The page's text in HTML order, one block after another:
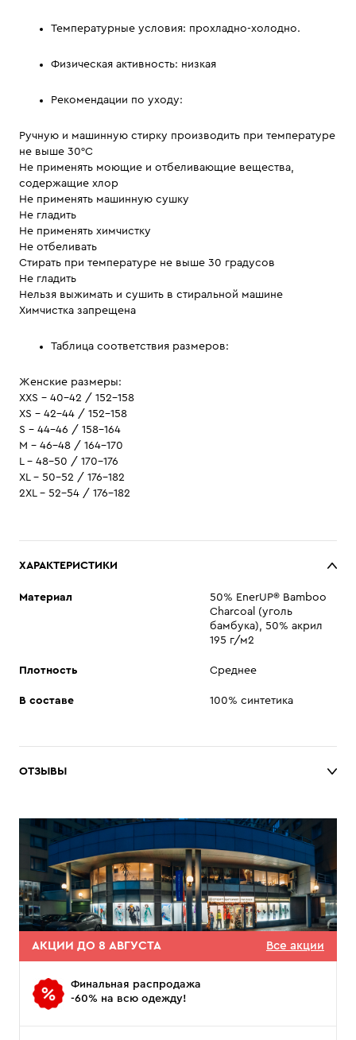
Температурные условия: прохладно-холодно.
Физическая активность: низкая
Рекомендации по уходу:
Ручную и машинную стирку производить при температуре
не выше 30°C
Не применять моющие и отбеливающие вещества,
содержащие хлор
Не применять машинную сушку
Не гладить
Не применять химчистку
Не отбеливать
Стирать при температуре не выше 30 градусов
Не гладить
Нельзя выжимать и сушить в стиральной машине
Химчистка запрещена
Таблица соответствия размеров:
Женские размеры:
XXS - 40-42 / 152-158
XS - 42-44 / 152-158
S - 44-46 / 158-164
M - 46-48 / 164-170
L - 48-50 / 170-176
XL - 50-52 / 176-182
2XL - 52-54 / 176-182
ХАРАКТЕРИСТИКИ
Материал
50% EnerUP® Bamboo
Charcoal (уголь
бамбука), 50% акрил
195 г/м2
Плотность Среднее
В составе 100% синтетика
ОТЗЫВЫ
АКЦИИ ДО 8 АВГУСТА Все акции
Финальная распродажа
-60% на всю одежду!